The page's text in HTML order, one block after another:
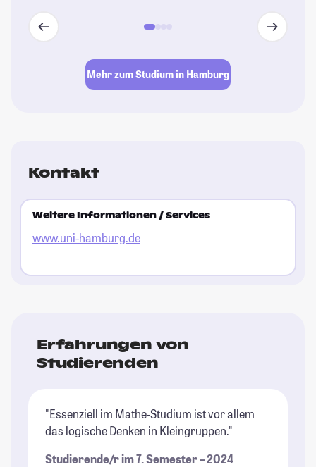
Mehr zum Studium in Hamburg
Kontakt
Weitere Informationen / Services
www.uni-hamburg.de
Erfahrungen von
Studierenden
"Essenziell im Mathe-Studium ist vor allem
das logische Denken in Kleingruppen."
Studierende/r im 7. Semester – 2024